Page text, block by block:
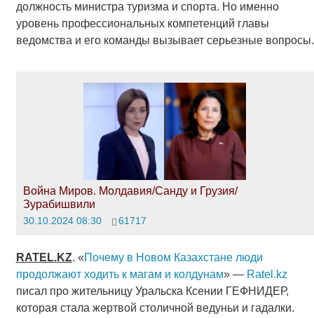
должность министра туризма и спорта. Но именно
уровень профессиональных компетенций главы
ведомства и его команды вызывает серьезные вопросы.
Война Миров. Молдавия/Санду и Грузия/
Зурабишвили
30.10.2024 08:30 61717
RATEL.KZ. «Почему в Новом Казахстане люди
продолжают ходить к магам и колдунам» — Ratel.kz
писал про жительницу Уральска Ксении ГЕФНИДЕР,
которая стала жертвой столичной ведуньи и гадалки.